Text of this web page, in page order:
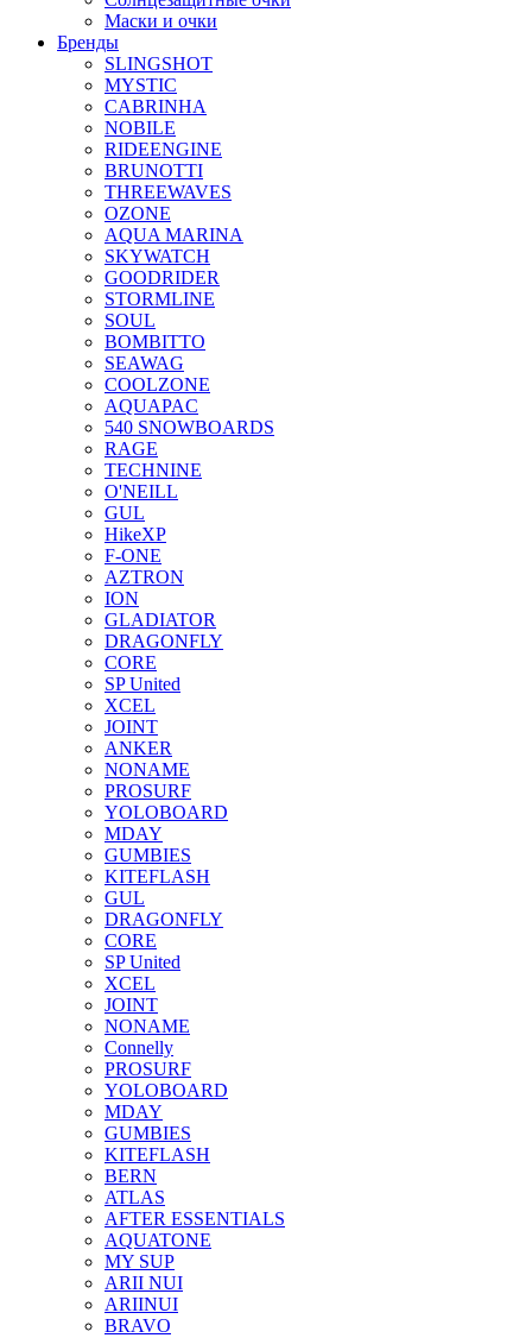
Маски и очки
Бренды
SLINGSHOT
MYSTIC
CABRINHA
NOBILE
RIDEENGINE
BRUNOTTI
THREEWAVES
OZONE
AQUA MARINA
SKYWATCH
GOODRIDER
STORMLINE
SOUL
BOMBITTO
SEAWAG
COOLZONE
AQUAPAC
540 SNOWBOARDS
RAGE
TECHNINE
O'NEILL
GUL
HikeXP
F-ONE
AZTRON
ION
GLADIATOR
DRAGONFLY
CORE
SP United
XCEL
JOINT
ANKER
NONAME
PROSURF
YOLOBOARD
MDAY
GUMBIES
KITEFLASH
GUL
DRAGONFLY
CORE
SP United
XCEL
JOINT
NONAME
Connelly
PROSURF
YOLOBOARD
MDAY
GUMBIES
KITEFLASH
BERN
ATLAS
AFTER ESSENTIALS
AQUATONE
MY SUP
ARII NUI
ARIINUI
BRAVO